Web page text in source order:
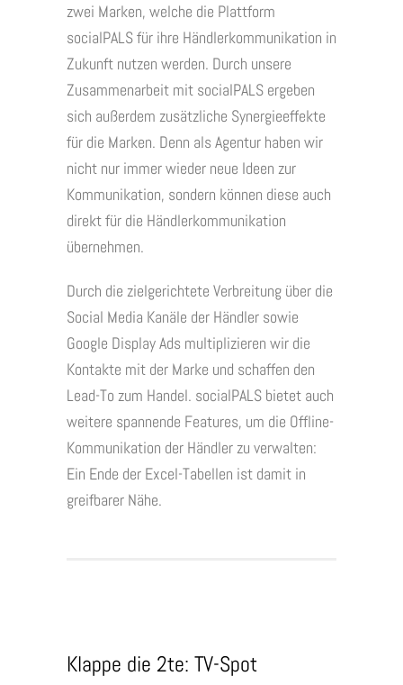
zwei Marken, welche die Plattform
socialPALS für ihre Händlerkommunikation in
Zukunft nutzen werden. Durch unsere
Zusammenarbeit mit socialPALS ergeben
sich außerdem zusätzliche Synergieeffekte
für die Marken. Denn als Agentur haben wir
nicht nur immer wieder neue Ideen zur
Kommunikation, sondern können diese auch
direkt für die Händlerkommunikation
übernehmen.
Durch die zielgerichtete Verbreitung über die
Social Media Kanäle der Händler sowie
Google Display Ads multiplizieren wir die
Kontakte mit der Marke und schaffen den
Lead-To zum Handel. socialPALS bietet auch
weitere spannende Features, um die Offline-
Kommunikation der Händler zu verwalten:
Ein Ende der Excel-Tabellen ist damit in
greifbarer Nähe.
Klappe die 2te: TV-Spot